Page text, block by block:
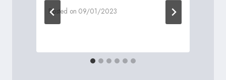
Posted on 09/01/2023